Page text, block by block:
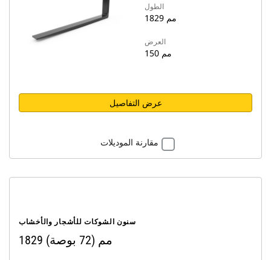
الطول
1829 مم
العرض
150 مم
عرض التفاصيل
مقارنة الموديلات
سنون الشوكات للأشجار والأخشاب
1829 مم (72 بوصة)